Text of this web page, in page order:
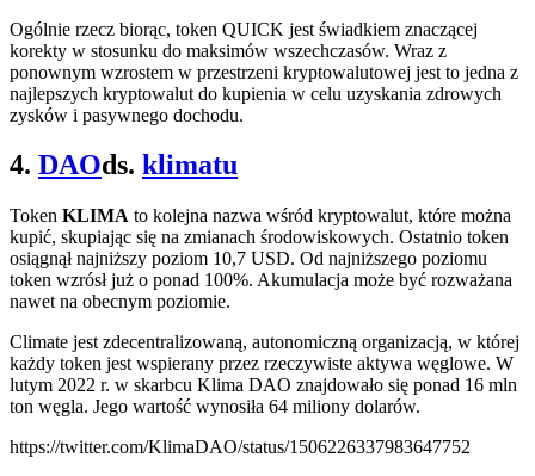
Ogólnie rzecz biorąc, token QUICK jest świadkiem znaczącej
korekty w stosunku do maksimów wszechczasów. Wraz z
ponownym wzrostem w przestrzeni kryptowalutowej jest to jedna z
najlepszych kryptowalut do kupienia w celu uzyskania zdrowych
zysków i pasywnego dochodu.
4. DAOds. klimatu
Token KLIMA to kolejna nazwa wśród kryptowalut, które można
kupić, skupiając się na zmianach środowiskowych. Ostatnio token
osiągnął najniższy poziom 10,7 USD. Od najniższego poziomu
token wzrósł już o ponad 100%. Akumulacja może być rozważana
nawet na obecnym poziomie.
Climate jest zdecentralizowaną, autonomiczną organizacją, w której
każdy token jest wspierany przez rzeczywiste aktywa węglowe. W
lutym 2022 r. w skarbcu Klima DAO znajdowało się ponad 16 mln
ton węgla. Jego wartość wynosiła 64 miliony dolarów.
https://twitter.com/KlimaDAO/status/1506226337983647752